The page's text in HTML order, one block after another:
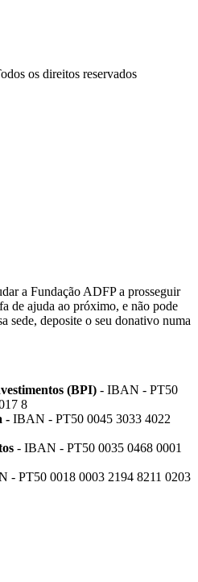
os direitos reservados
a Fundação ADFP a prosseguir
de ajuda ao próximo, e não pode
sede, deposite o seu donativo numa
(BPI) - IBAN - PT50
8
- IBAN - PT50 0045 3033 4022
- IBAN - PT50 0035 0468 0001
- PT50 0018 0003 2194 8211 0203